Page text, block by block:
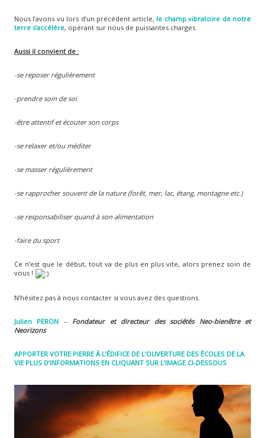
Nous l’avons vu lors d’un précédent article, le champ vibratoire de notre
terre s’accélère, opérant sur nous de puissantes charges.
Aussi il convient de:
-se reposer régulièrement
-prendre soin de soi
-être attentif et écouter son corps
-se relaxer et/ou méditer
-se masser régulièrement
-se rapprocher souvent de la nature (forêt, mer, lac, étang, montagne etc.)
-se responsabiliser quand à son alimentation
-faire du sport
Ce n’est que le début, tout va de plus en plus vite, alors prenez soin de
vous !
N’hésitez pas à nous contacter si vous avez des questions.
Julien PERON – Fondateur et directeur des sociétés Neo-bienêtre et
Neorizons
APPORTER VOTRE PIERRE À L’ÉDIFICE DE L’OUVERTURE DES ÉCOLES DE LA
VIE PLUS D’INFORMATIONS EN CLIQUANT SUR L’IMAGE CI-DESSOUS